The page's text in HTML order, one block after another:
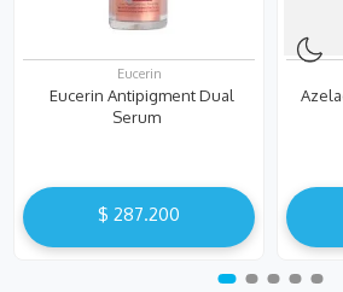
Eucerin
Eucerin Antipigment Dual
Serum
$ 287.200